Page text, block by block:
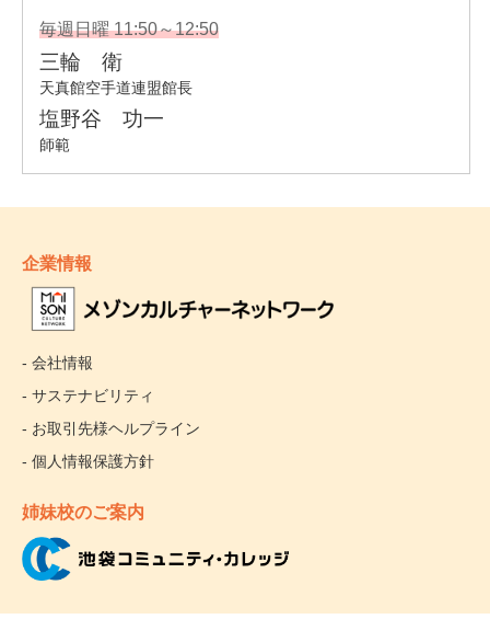
企業情報
- 会社情報
- サステナビリティ
- お取引先様ヘルプライン
- 個人情報保護方針
姉妹校のご案内